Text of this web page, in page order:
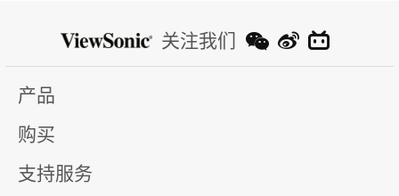
关注我们
产品
购买
支持服务